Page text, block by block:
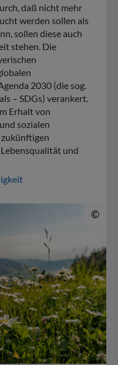
daß nicht mehr
werden sollen als
sollen diese auch
stehen. Die
2030 (die sog.
– SDGs) verankert.
Erhalt von
sozialen
und
©